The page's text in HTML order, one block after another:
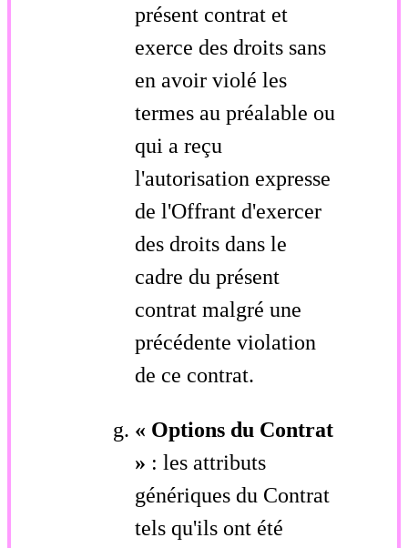
présent contrat et
exerce des droits sans
en avoir violé les
termes au préalable ou
qui a reçu
l'autorisation expresse
de l'Offrant d'exercer
des droits dans le
cadre du présent
contrat malgré une
précédente violation
de ce contrat.
« Options du Contrat
» : les attributs
génériques du Contrat
tels qu'ils ont été